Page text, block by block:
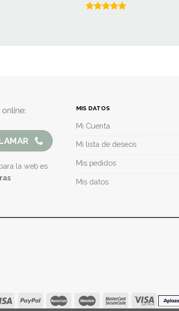
la web es
MIS DATOS
Mi Cuenta
Mi lista de deseos
Mis pedidos
Mis datos